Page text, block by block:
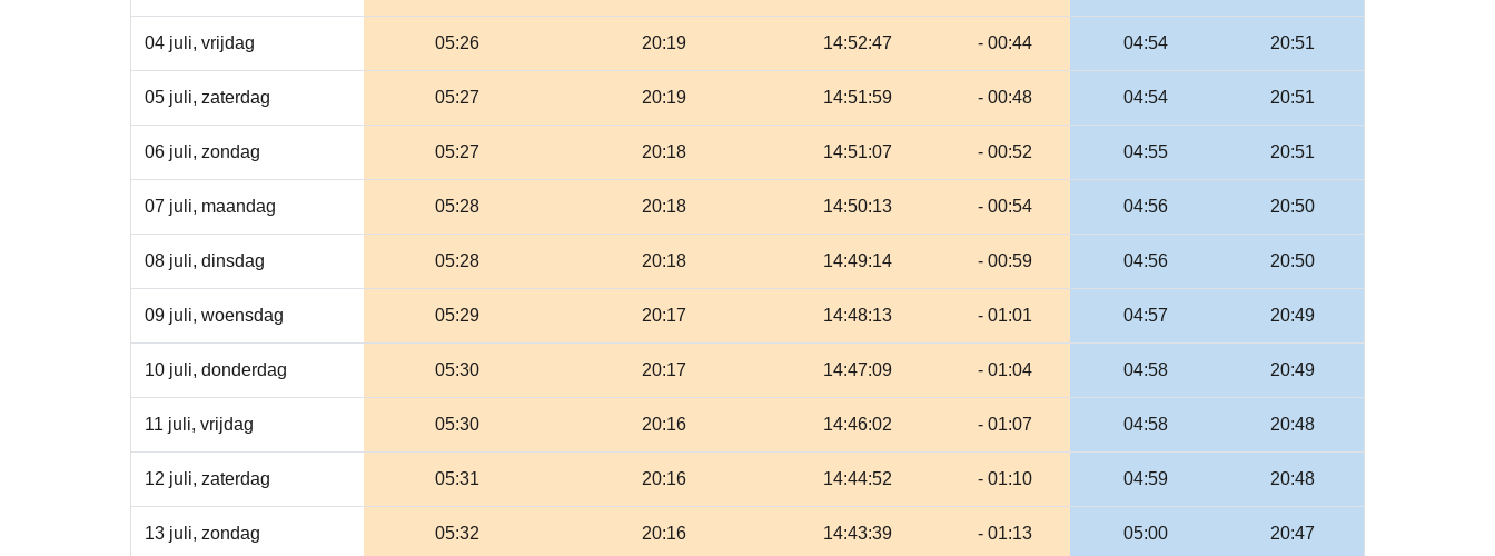
04 juli, vrijdag 05:26 20:19 14:52:47 - 00:44 04:54 20:51
05 juli, zaterdag 05:27 20:19 14:51:59 - 00:48 04:54 20:51
06 juli, zondag 05:27 20:18 14:51:07 - 00:52 04:55 20:51
07 juli, maandag 05:28 20:18 14:50:13 - 00:54 04:56 20:50
08 juli, dinsdag 05:28 20:18 14:49:14 - 00:59 04:56 20:50
09 juli, woensdag 05:29 20:17 14:48:13 - 01:01 04:57 20:49
10 juli, donderdag 05:30 20:17 14:47:09 - 01:04 04:58 20:49
11 juli, vrijdag 05:30 20:16 14:46:02 - 01:07 04:58 20:48
12 juli, zaterdag 05:31 20:16 14:44:52 - 01:10 04:59 20:48
13 juli, zondag 05:32 20:16 14:43:39 - 01:13 05:00 20:47